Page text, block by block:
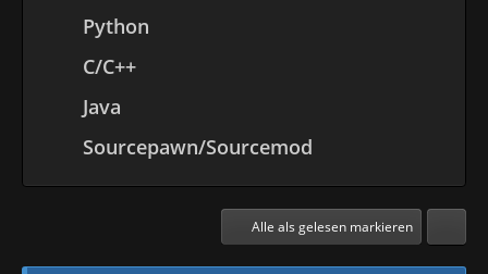
Python
C/C++
Java
Sourcepawn/Sourcemod
Alle als gelesen markieren